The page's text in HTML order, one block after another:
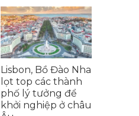
Lisbon, Bồ Đào Nha
lọt top các thành
phố lý tưởng để
khởi nghiệp ở châu